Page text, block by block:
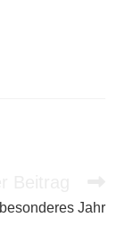
Jahr